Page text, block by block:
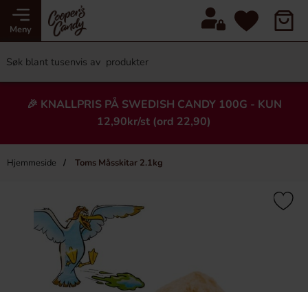
Meny
🎉 KNALLPRIS PÅ SWEDISH CANDY 100G - KUN
12,90kr/st (ord 22,90)
Hjemmeside Toms Måsskitar 2.1kg
Heading
×